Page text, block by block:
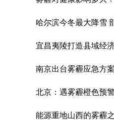
哈尔滨今冬最大降雪
宜昌夷陵打造县域经
南京出台雾霾应急方
北京：遇雾霾橙色预
能源重地山西的雾霾